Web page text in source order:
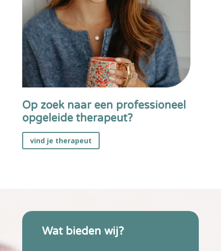
Op zoek naar een professioneel
opgeleide therapeut?
vind je therapeut
Wat bieden wij?